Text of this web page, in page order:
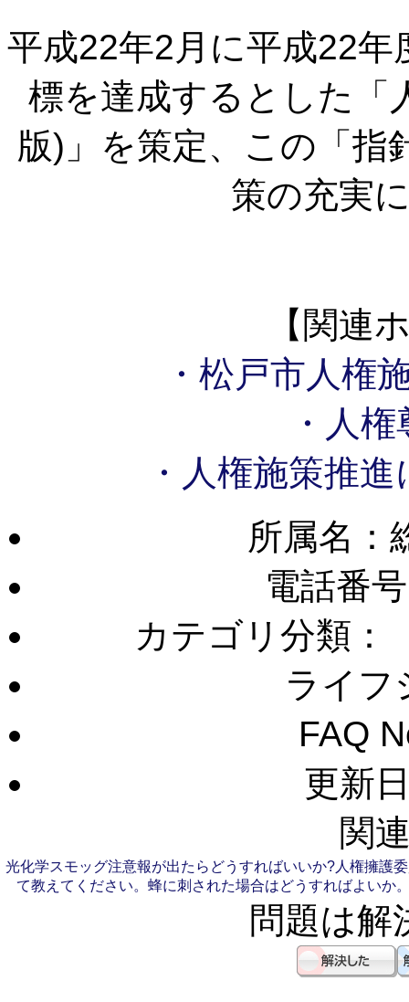
平成22年2月に平成22
標を達成するとした「
版)」を策定、この「指
策の充実
【関連
・松戸市人権
・人
・人権施策推
所属名：
電話番
カテゴリ分類
ライフ
FAQ
更新
関
光化学スモッグ注意報が出たらどうすればいいか?人権擁護
て教えてください。 蜂に刺された場合はどうすればよいか
問題は解